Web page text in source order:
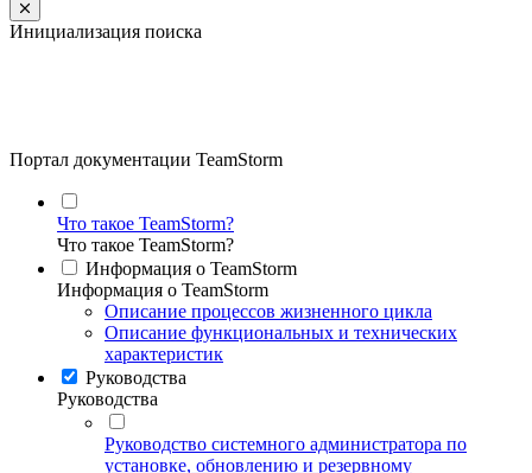
Инициализация поиска
Портал документации TeamStorm
Что такое TeamStorm?
Что такое TeamStorm?
Информация о TeamStorm
Информация о TeamStorm
Описание процессов жизненного цикла
Описание функциональных и технических
характеристик
Руководства
Руководства
Руководство системного администратора по
установке, обновлению и резервному